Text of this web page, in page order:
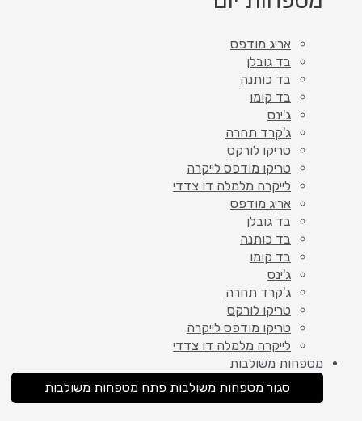
אריג מודפס
בד גובלן
בד כותנה
בד קומו
ג'ינס
ג'קרד תחרה
טריקו לורקס
טריקו מודפס לייקרה
לייקרה מלמלה דו צדדי
אריג מודפס
בד גובלן
בד כותנה
בד קומו
ג'ינס
ג'קרד תחרה
טריקו לורקס
טריקו מודפס לייקרה
לייקרה מלמלה דו צדדי
מטפחות משולבות
סגור מטפחות משולבות פתח מטפחות משולבות